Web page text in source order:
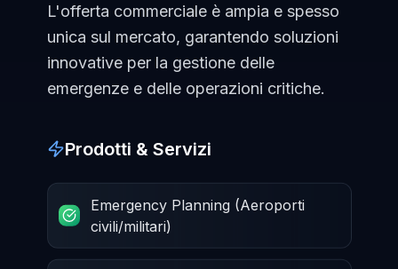
L'offerta commerciale è ampia e spesso
unica sul mercato, garantendo soluzioni
innovative per la gestione delle
emergenze e delle operazioni critiche.
Prodotti & Servizi
Emergency Planning (Aeroporti
civili/militari)